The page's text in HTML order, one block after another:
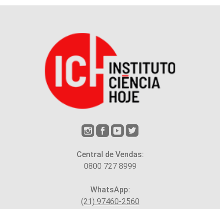
Central de Vendas:
0800 727 8999
WhatsApp:
(21) 97460-2560